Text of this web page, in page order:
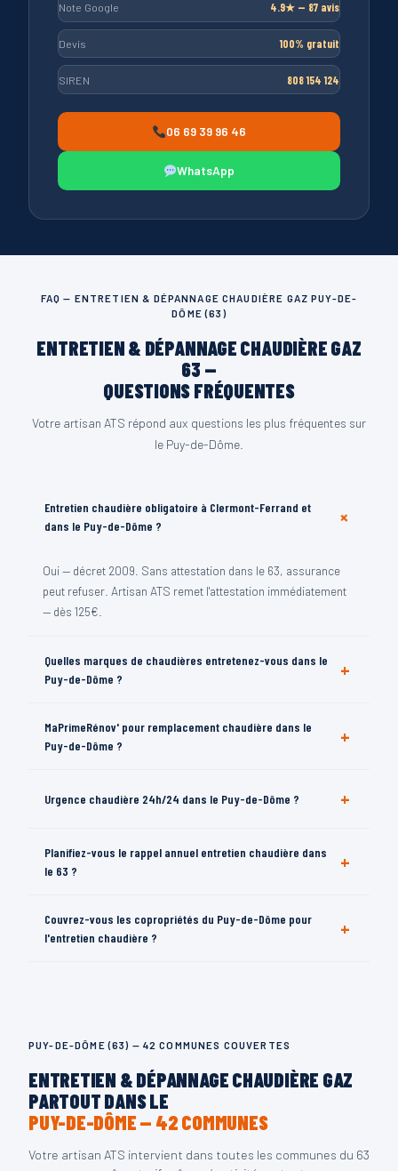
Note Google 4.9★ — 87 avis
Devis 100% gratuit
SIREN 808 154 124
06 69 39 96 46
WhatsApp
FAQ — ENTRETIEN & DÉPANNAGE CHAUDIÈRE GAZ PUY-DE-
DÔME (63)
ENTRETIEN & DÉPANNAGE CHAUDIÈRE GAZ
63 —
QUESTIONS FRÉQUENTES
Votre artisan ATS répond aux questions les plus fréquentes sur
le Puy-de-Dôme.
Entretien chaudière obligatoire à Clermont-Ferrand et
dans le Puy-de-Dôme ?
+
Oui — décret 2009. Sans attestation dans le 63, assurance
peut refuser. Artisan ATS remet l'attestation immédiatement
— dès 125€.
Quelles marques de chaudières entretenez-vous dans le
Puy-de-Dôme ?
+
Vaillant, Viessmann, De Dietrich, Chappée, Chaffoteaux,
Saunier Duval, Frisquet. Toutes configurations dans le 63.
MaPrimeRénov' pour remplacement chaudière dans le
Puy-de-Dôme ?
+
63. Artisan ATS accompagne les démarches. Devis gratuit.
Urgence chaudière 24h/24 dans le Puy-de-Dôme ? +
Oui — 24h/24 7j/7, 42 communes du 63. Photo WhatsApp au
06 69 39 96 46.
Planifiez-vous le rappel annuel entretien chaudière dans
le 63 ?
+
Oui — rappel automatique annuel. Rien à gérer pour vous
dans le Puy-de-Dôme.
Couvrez-vous les copropriétés du Puy-de-Dôme pour
l'entretien chaudière ?
+
PUY-DE-DÔME (63) — 42 COMMUNES COUVERTES
ENTRETIEN & DÉPANNAGE CHAUDIÈRE GAZ
PARTOUT DANS LE
PUY-DE-DÔME — 42 COMMUNES
Votre artisan ATS intervient dans toutes les communes du 63